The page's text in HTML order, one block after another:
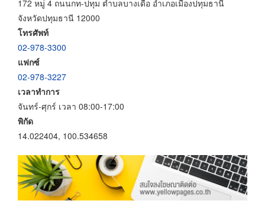
172 หมู่ 4 ถนนกท-ปทุม ตำบลบางเดื่อ อำเภอเมืองปทุมธานี
จังหวัดปทุมธานี 12000
โทรศัพท์
02-978-3300
แฟกซ์
02-978-3227
เวลาทำการ
จันทร์-ศุกร์ เวลา 08:00-17:00
พิกัด
14.022404, 100.534658